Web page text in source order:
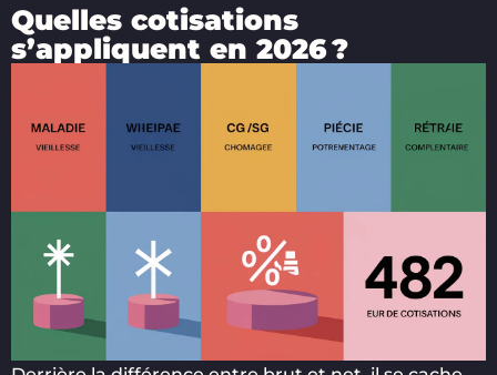
Quelles cotisations
s’appliquent en 2026 ?